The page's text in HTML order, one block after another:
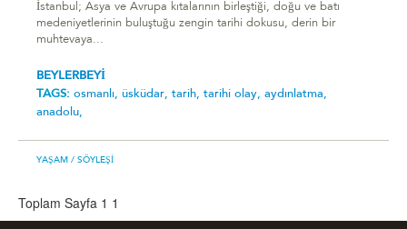
İstanbul; Asya ve Avrupa kıtalarının birleştiği, doğu ve batı
medeniyetlerinin buluştuğu zengin tarihi dokusu, derin bir
muhtevaya...
BEYLERBEYİ
TAGS: osmanlı, üsküdar, tarih, tarihi olay, aydınlatma,
anadolu,
YAŞAM / SÖYLEŞI
Toplam Sayfa 1 1